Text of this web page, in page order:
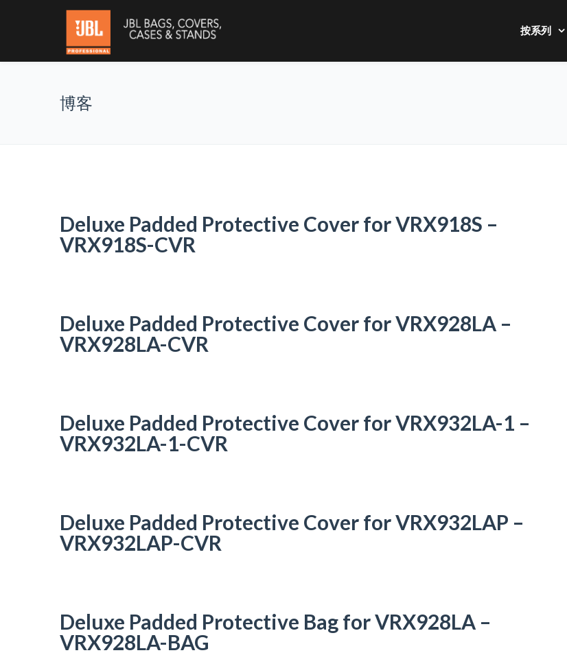
按系列
博客
Deluxe Padded Protective Cover for VRX918S –
VRX918S-CVR
Deluxe Padded Protective Cover for VRX928LA –
VRX928LA-CVR
Deluxe Padded Protective Cover for VRX932LA-1 –
VRX932LA-1-CVR
Deluxe Padded Protective Cover for VRX932LAP –
VRX932LAP-CVR
Deluxe Padded Protective Bag for VRX928LA –
VRX928LA-BAG